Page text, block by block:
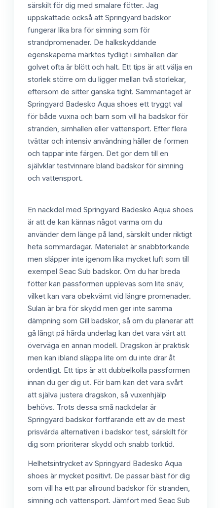
särskilt för dig med smalare fötter. Jag
uppskattade också att Springyard badskor
fungerar lika bra för simning som för
strandpromenader. De halkskyddande
egenskaperna märktes tydligt i simhallen där
golvet ofta är blött och halt. Ett tips är att välja en
storlek större om du ligger mellan två storlekar,
eftersom de sitter ganska tight. Sammantaget är
Springyard Badesko Aqua shoes ett tryggt val
för både vuxna och barn som vill ha badskor för
stranden, simhallen eller vattensport. Efter flera
tvättar och intensiv användning håller de formen
och tappar inte färgen. Det gör dem till en
självklar testvinnare bland badskor för simning
och vattensport.
En nackdel med Springyard Badesko Aqua shoes
är att de kan kännas något varma om du
använder dem länge på land, särskilt under riktigt
heta sommardagar. Materialet är snabbtorkande
men släpper inte igenom lika mycket luft som till
exempel Seac Sub badskor. Om du har breda
fötter kan passformen upplevas som lite snäv,
vilket kan vara obekvämt vid längre promenader.
Sulan är bra för skydd men ger inte samma
dämpning som Gill badskor, så om du planerar att
gå långt på hårda underlag kan det vara värt att
överväga en annan modell. Dragskon är praktisk
men kan ibland släppa lite om du inte drar åt
ordentligt. Ett tips är att dubbelkolla passformen
innan du ger dig ut. För barn kan det vara svårt
att själva justera dragskon, så vuxenhjälp
behövs. Trots dessa små nackdelar är
Springyard badskor fortfarande ett av de mest
prisvärda alternativen i badskor test, särskilt för
dig som prioriterar skydd och snabb torktid.
Helhetsintrycket av Springyard Badesko Aqua
shoes är mycket positivt. De passar bäst för dig
som vill ha ett par allround badskor för stranden,
simning och vattensport. Jämfört med Seac Sub